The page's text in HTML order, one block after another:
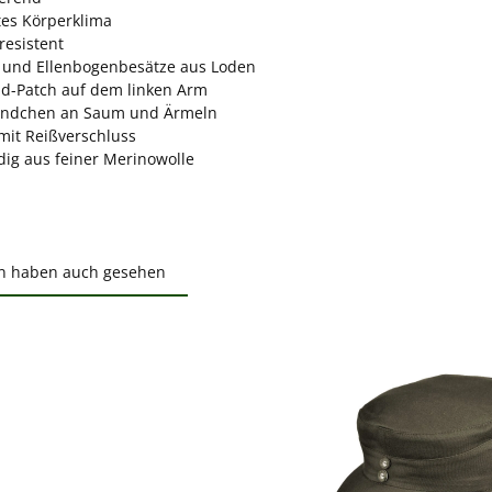
Körperklima
Ellenbogenbesätze aus Loden
Patch auf dem linken Arm
an Saum und Ärmeln
Reißverschluss
aus feiner Merinowolle
haben auch gesehen